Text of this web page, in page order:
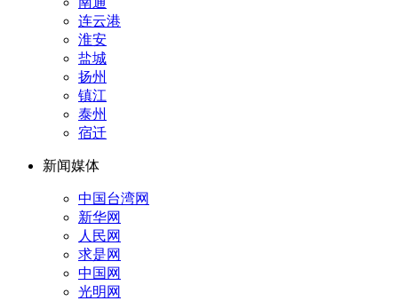
连云港
淮安
盐城
扬州
镇江
泰州
宿迁
新闻媒体
中国台湾网
新华网
人民网
求是网
中国网
光明网